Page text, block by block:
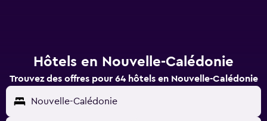
Hôtels en Nouvelle-Calédonie
Trouvez des offres pour 64 hôtels en Nouvelle-Calédonie
Nouvelle-Calédonie